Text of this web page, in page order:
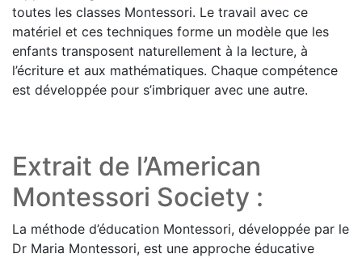
toutes les classes Montessori. Le travail avec ce
matériel et ces techniques forme un modèle que les
enfants transposent naturellement à la lecture, à
l’écriture et aux mathématiques. Chaque compétence
est développée pour s’imbriquer avec une autre.
Extrait de l’American
Montessori Society :
La méthode d’éducation Montessori, développée par le
Dr Maria Montessori, est une approche éducative